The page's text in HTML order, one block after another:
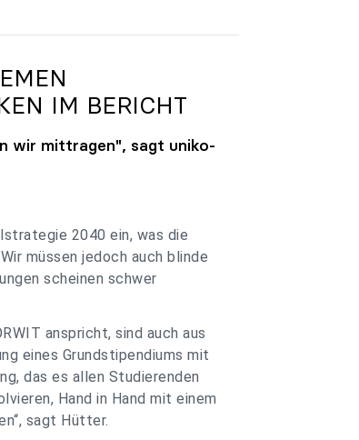
IM BERICHT
wir mittragen", sagt uniko-
2040 ein, was die
müssen jedoch auch blinde
scheinen schwer
anspricht, sind auch aus
eines Grundstipendiums mit
das es allen Studierenden
Hand in Hand mit einem
sagt Hütter.